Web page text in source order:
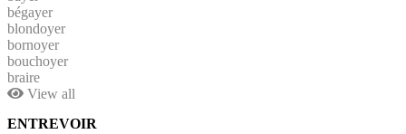
bégayer
blondoyer
bornoyer
bouchoyer
braire
View all
ENTREVOIR